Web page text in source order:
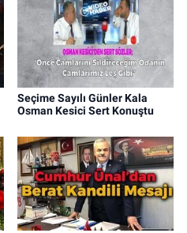
Seçime Sayılı Günler Kala
Osman Kesici Sert Konuştu